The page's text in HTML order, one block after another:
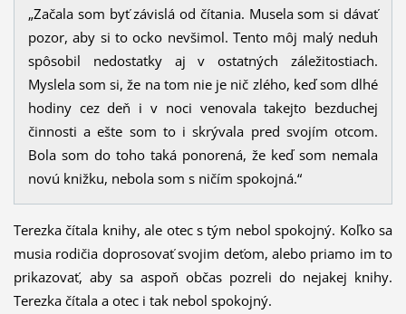
„Začala som byť závislá od čítania. Musela som si dávať
pozor, aby si to ocko nevšimol. Tento môj malý neduh
spôsobil nedostatky aj v ostatných záležitostiach.
Myslela som si, že na tom nie je nič zlého, keď som dlhé
hodiny cez deň i v noci venovala takejto bezduchej
činnosti a ešte som to i skrývala pred svojím otcom.
Bola som do toho taká ponorená, že keď som nemala
novú knižku, nebola som s ničím spokojná.“
Terezka čítala knihy, ale otec s tým nebol spokojný. Koľko sa
musia rodičia doprosovať svojim deťom, alebo priamo im to
prikazovať, aby sa aspoň občas pozreli do nejakej knihy.
Terezka čítala a otec i tak nebol spokojný.